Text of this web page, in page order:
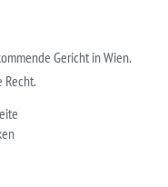
Gericht in Wien.
Recht.